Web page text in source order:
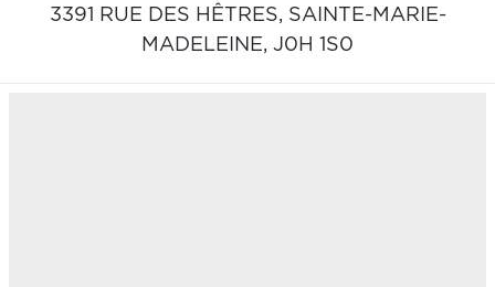
3391 RUE DES HÊTRES, SAINTE-MARIE-
MADELEINE, J0H 1S0